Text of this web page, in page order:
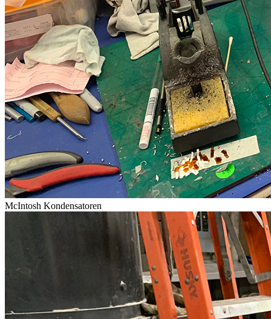
McIntosh Kondensatoren